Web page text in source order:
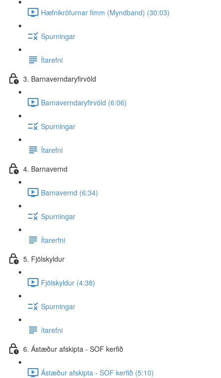
Hæfnikröfurnar fimm (Myndband) (30:03)
Spurningar
Ítarefni
3. Barnaverndaryfirvöld
Barnaverndaryfirvöld (6:06)
Spurningar
Ítarefni
4. Barnavernd
Barnavernd (6:34)
Spurningar
Ítarerfni
5. Fjölskyldur
Fjölskyldur (4:38)
Spurningar
ítarefni
6. Ástæður afskipta - SOF kerfið
Ástæður afskipta - SOF kerfið (5:10)